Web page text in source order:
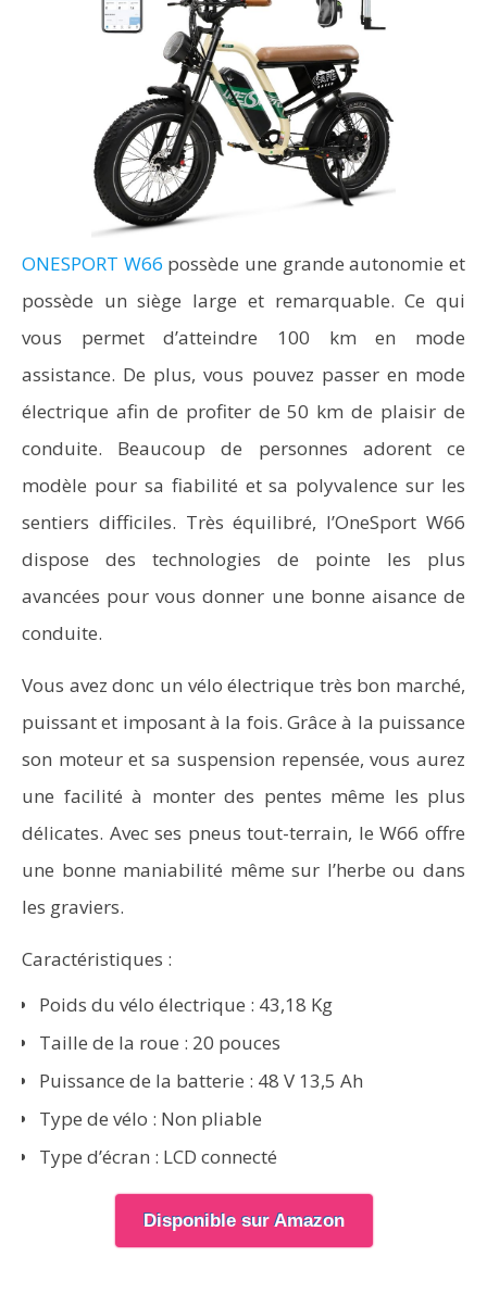
ONESPORT W66 possède une grande autonomie et
possède un siège large et remarquable. Ce qui
vous permet d’atteindre 100 km en mode
assistance. De plus, vous pouvez passer en mode
électrique afin de profiter de 50 km de plaisir de
conduite. Beaucoup de personnes adorent ce
modèle pour sa fiabilité et sa polyvalence sur les
sentiers difficiles. Très équilibré, l’OneSport W66
dispose des technologies de pointe les plus
avancées pour vous donner une bonne aisance de
conduite.
Vous avez donc un vélo électrique très bon marché,
puissant et imposant à la fois. Grâce à la puissance
son moteur et sa suspension repensée, vous aurez
une facilité à monter des pentes même les plus
délicates. Avec ses pneus tout-terrain, le W66 offre
une bonne maniabilité même sur l’herbe ou dans
les graviers.
Caractéristiques :
Poids du vélo électrique : 43,18 Kg
Taille de la roue : 20 pouces
Puissance de la batterie : 48 V 13,5 Ah
Type de vélo : Non pliable
Type d’écran : LCD connecté
Disponible sur Amazon